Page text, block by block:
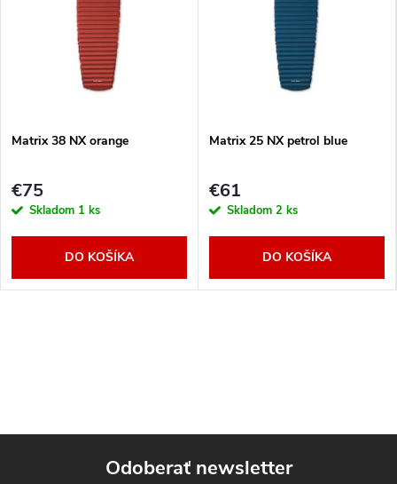
Matrix 38 NX orange
€75
Skladom 1 ks
DO KOŠÍKA
Matrix 25 NX petrol blue
€61
Skladom 2 ks
DO KOŠÍKA
Odoberať newsletter